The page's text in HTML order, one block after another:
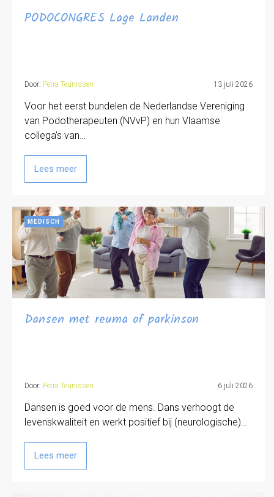
PODOCONGRES Lage Landen
Door: Petra Teunissen 13 juli 2026
Voor het eerst bundelen de Nederlandse Vereniging
van Podotherapeuten (NVvP) en hun Vlaamse
collega’s van…
Lees meer
MEDISCH
Dansen met reuma of parkinson
Door: Petra Teunissen 6 juli 2026
Dansen is goed voor de mens. Dans verhoogt de
levenskwaliteit en werkt positief bij (neurologische)…
Lees meer